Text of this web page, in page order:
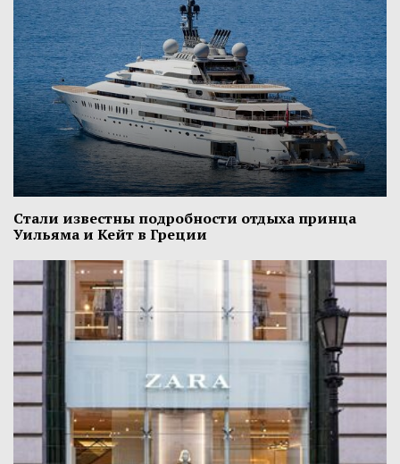
Стали известны подробности отдыха принца
Уильяма и Кейт в Греции